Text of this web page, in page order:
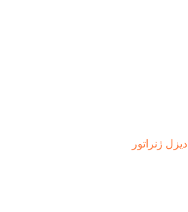
دیزل ژنراتور